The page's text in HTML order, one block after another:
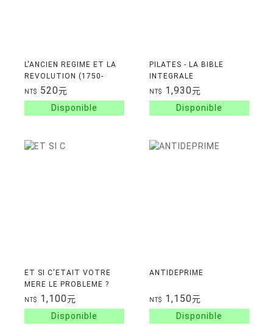
L'ANCIEN REGIME ET LA
REVOLUTION (1750-
1815), TOME 1
NT$ 520元
PILATES - LA BIBLE
INTEGRALE
NT$ 1,930元
ET SI C'ETAIT VOTRE
MERE LE PROBLEME ?
NT$ 1,100元
ANTIDEPRIME
NT$ 1,150元